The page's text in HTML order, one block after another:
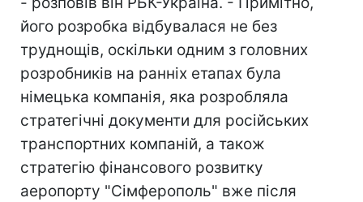
його розробка відбувалася не без
труднощів, оскільки одним з головних
розробників на ранніх етапах була
німецька компанія, яка розробляла
стратегічні документи для російських
транспортних компаній, а також
стратегію фінансового розвитку
аеропорту "Сімферополь" вже після